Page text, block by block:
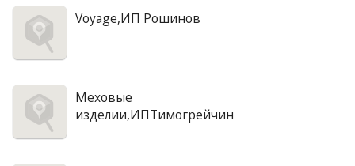
Voyage,ИП Рошинов
Меховые
изделии,ИПТимогрейчин